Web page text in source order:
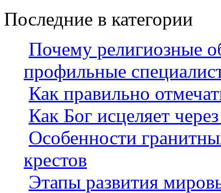
Последние в категории
Почему религиозные
профильные
Как правильно
Как Бог исцеляет
Особенности
крестов
Этапы развития